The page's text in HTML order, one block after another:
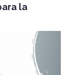
la